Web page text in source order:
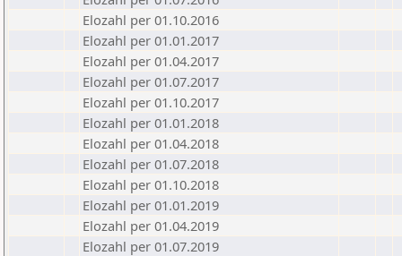
Elozahl per 01.10.2016
Elozahl per 01.01.2017
Elozahl per 01.04.2017
Elozahl per 01.07.2017
Elozahl per 01.10.2017
Elozahl per 01.01.2018
Elozahl per 01.04.2018
Elozahl per 01.07.2018
Elozahl per 01.10.2018
Elozahl per 01.01.2019
Elozahl per 01.04.2019
Elozahl per 01.07.2019